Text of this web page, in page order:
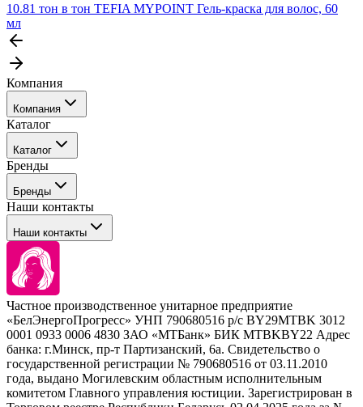
10.81 тон в тон TEFIA MYPOINT Гель-краска для волос, 60
мл
Компания
Компания
События
Покупателю
Каталог
Каталог
Профессиональные средства для окрашивания волос
Сервисные средства
Уход
Стайлинг
Брови и ресницы
Барберинг
Наборы
Расходные материалы
Бренды
Бренды
Tefia
Concept
Kezy
Barex
Sim Sensitive
Kebren
Selective Professional
White Line
Наши контакты
Наши контакты
+ 375 44 7233514
+ 375 29 1649505
info@krasabel.by
Офис: г. Минск, ул. Тимирязева 65Б, офис 1509
Частное производственное унитарное предприятие
«БелЭнергоПрогресс» УНП 790680516 р/с BY29MTBK 3012
0001 0933 0006 4830 ЗАО «МТБанк» БИК MTBKBY22 Адрес
банка: г.Минск, пр-т Партизанский, 6а. Свидетельство о
государственной регистрации № 790680516 от 03.11.2010
года, выдано Могилевским областным исполнительным
комитетом Главного управления юстиции. Зарегистрирован в